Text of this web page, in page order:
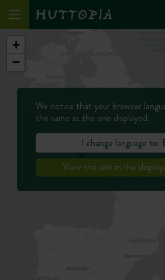
+
−
We notice that your browser
the same as the one displayed.
I change language to:
View the site in the